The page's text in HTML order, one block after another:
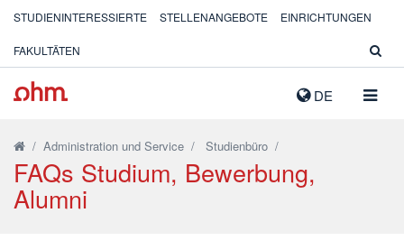
DE
STUDIENINTERESSIERTE STELLENANGEBOTE EINRICHTUNGEN
FAKULTÄTEN
/ Administration und Service / Studienbüro /
FAQs Studium, Bewerbung,
Alumni